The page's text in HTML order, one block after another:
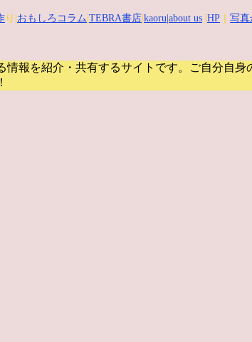
り| おもしろコラム TEBRA書店 kaoru |about us HP 写真
報を紹介・共有するサイトです。
ご自分自身